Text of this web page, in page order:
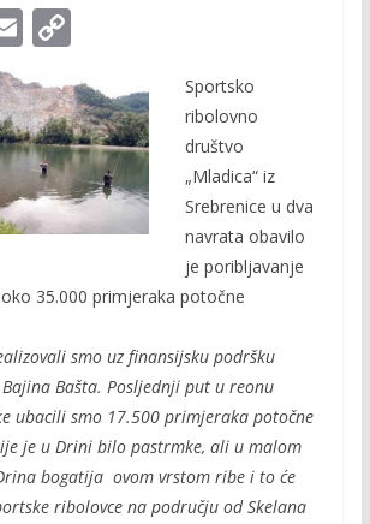
E
ai
l
C
p
y
Li
n
Sportsko
ribolovno
društvo
„Mladica“ iz
Srebrenice u dva
navrata obavilo
je poribljavanje
35.000 primjeraka potočne
smo uz finansijsku podršku
Bašta. Posljednji put u reonu
ubacili smo 17.500 primjeraka potočne
je u Drini bilo pastrmke, ali u malom
bogatija ovom vrstom ribe i to će
ribolovce na području od Skelana